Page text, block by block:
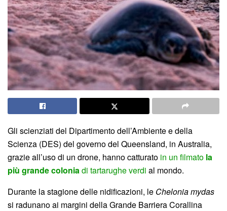
Gli scienziati del Dipartimento dell’Ambiente e della
Scienza (DES) del governo del Queensland, in Australia,
grazie all’uso di un drone, hanno catturato in un filmato la
più grande coloniadi tartarughe verdi al mondo.
Durante la stagione delle nidificazioni, le Chelonia mydas
si radunano ai margini della Grande Barriera Corallina